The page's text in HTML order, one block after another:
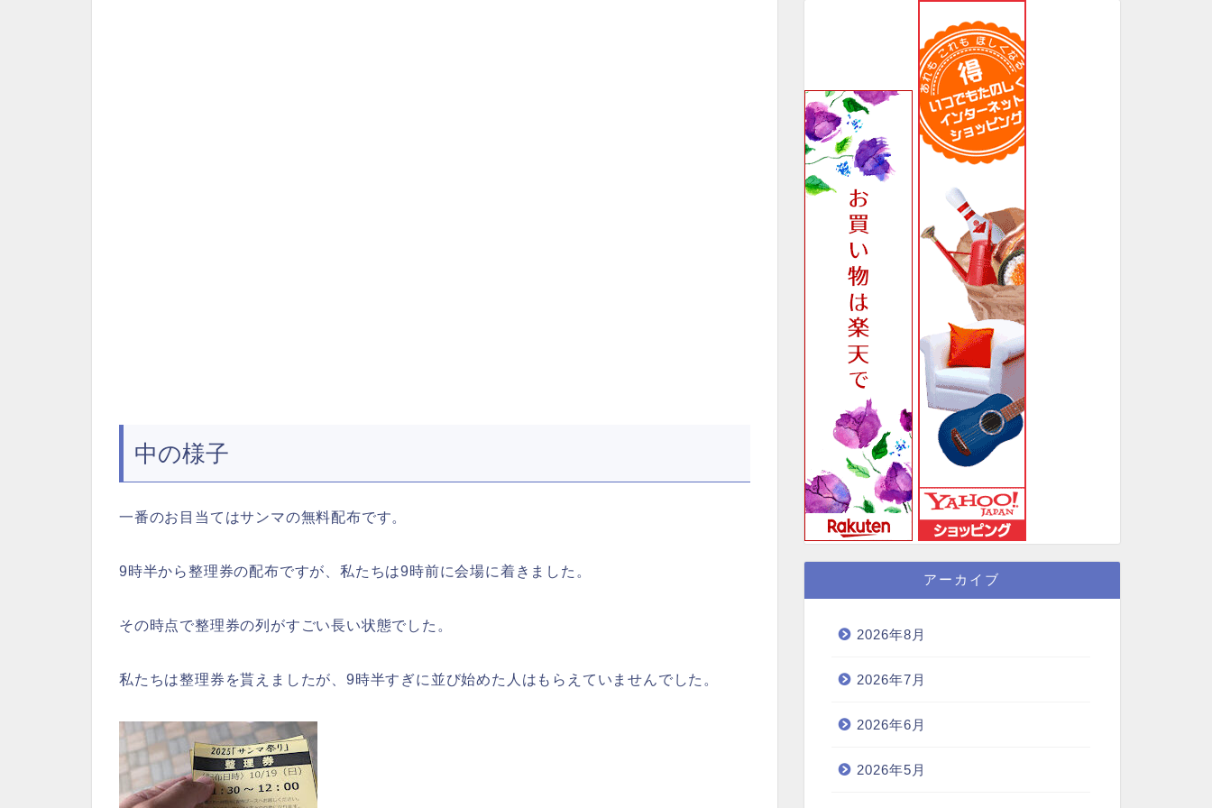
中の様子
一番のお目当てはサンマの無料配布です。
9時半から整理券の配布ですが、私たちは9時前に会場に着きました。
その時点で整理券の列がすごい長い状態でした。
私たちは整理券を貰えましたが、9時半すぎに並び始めた人はもらえていませんでした。
アーカイブ
2026年8月
2026年7月
2026年6月
2026年5月